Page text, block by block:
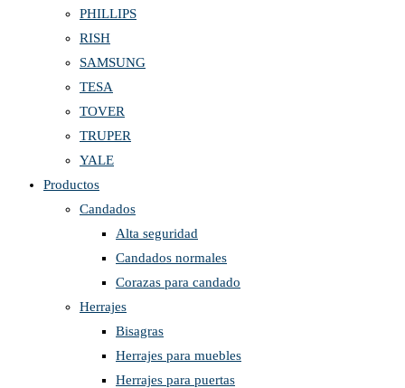
PHILLIPS
RISH
SAMSUNG
TESA
TOVER
TRUPER
YALE
Productos
Candados
Alta seguridad
Candados normales
Corazas para candado
Herrajes
Bisagras
Herrajes para muebles
Herrajes para puertas